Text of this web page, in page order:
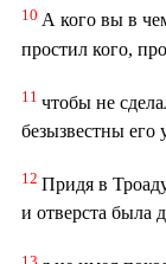
10 А кого вы в
простил кого,
11 чтобы не
безызвестны его
12 Придя в
и отверста была
13